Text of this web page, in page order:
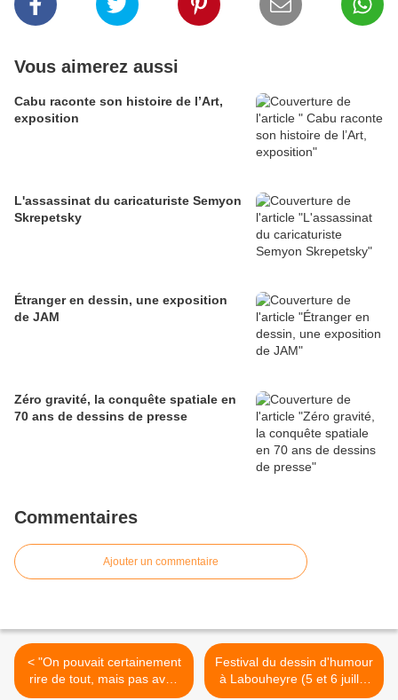
Vous aimerez aussi
Cabu raconte son histoire de l’Art,
exposition
L'assassinat du caricaturiste Semyon
Skrepetsky
Étranger en dessin, une exposition
de JAM
Zéro gravité, la conquête spatiale en
70 ans de dessins de presse
Commentaires
Ajouter un commentaire
< "On pouvait certainement
rire de tout, mais pas avec
n'importe qui" : entretien
Festival du dessin d'humour
à Labouheyre (5 et 6 juillet
2014) >